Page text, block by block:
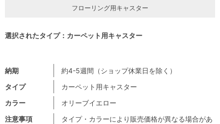
注意事項
タイプ・カラーにより販売価格が異なる場合があ
納期
約4-5週間（ショップ休業日を除く）
タイプ
カーペット用キャスター
カラー
オリーブイエロー
フローリング用キャスター
選択されたタイプ：カーペット用キャスター